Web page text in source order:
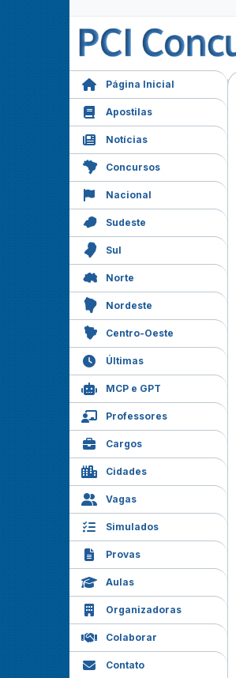
Página Inicial
Apostilas
Notícias
Concursos
Nacional
Sudeste
Sul
Norte
Nordeste
Centro-Oeste
Últimas
MCP e GPT
Professores
Cargos
Cidades
Vagas
Simulados
Provas
Aulas
Organizadoras
Colaborar
Contato